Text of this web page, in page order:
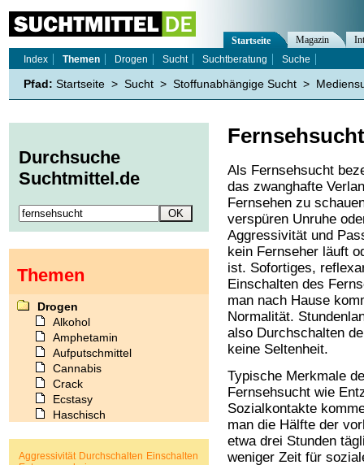
Fernsehsucht
Als Fernsehsucht
das zwanghafte
Fernsehen zu
verspüren Unruhe
Aggressivität und
kein Fernseher läuft
ist. Sofortiges,
Einschalten des
man nach Hause
Normalität.
also Durchschalten
keine Seltenheit.
Typische Merkmale
Fernsehsucht wie
Sozialkontakte
man die Hälfte der
etwa drei Stunden
weniger Zeit für
Startseite Magazin
Index
Themen Drogen Sucht Suchtberatung Suche
Pfad: Startseite > Sucht > Stoffunabhängige Sucht >
Durchsuche
Suchtmittel.de
Themen
Drogen
Alkohol
Amphetamin
Aufputschmittel
Cannabis
Crack
Ecstasy
Haschisch
Koffein
Aggressivität Durchschalten Einschalten